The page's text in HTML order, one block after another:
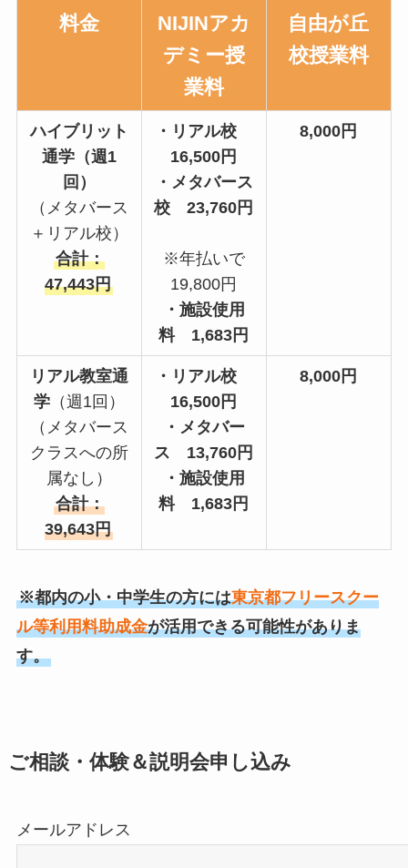
料金
NIJINアカ
デミー授
業料
自由が丘
校授業料
ハイブリット
通学（週1
回）
（メタバース
＋リアル校）
合計：
47,443円
・リアル校
16,500円
・メタバース
校 23,760円
※年払いで
19,800円
・施設使用
料 1,683円
8,000円
リアル教室通
学（週1回）
（メタバース
クラスへの所
属なし）
合計：
39,643円
・リアル校
16,500円
・メタバー
ス 13,760円
・施設使用
料 1,683円
8,000円
※都内の小・中学生の方には東京都フリースクー
ル等利用料助成金が活用できる可能性がありま
す。
ご相談・体験＆説明会申し込み
メールアドレス